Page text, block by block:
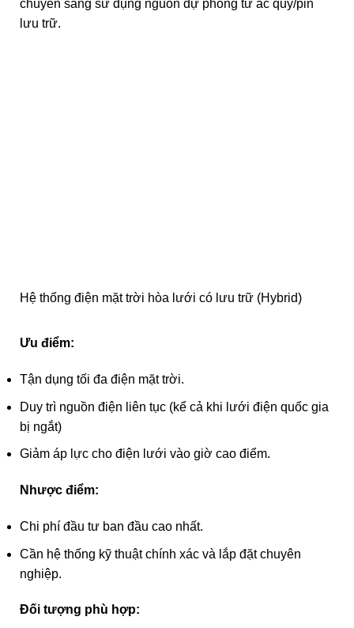
chuyển sang sử dụng nguồn dự phòng từ ắc quy/pin
lưu trữ.
Hệ thống điện mặt trời hòa lưới có lưu trữ (Hybrid)
Ưu điểm:
Tận dụng tối đa điện mặt trời.
Duy trì nguồn điện liên tục (kể cả khi lưới điện quốc gia
bị ngắt)
Giảm áp lực cho điện lưới vào giờ cao điểm.
Nhược điểm:
Chi phí đầu tư ban đầu cao nhất.
Cần hệ thống kỹ thuật chính xác và lắp đặt chuyên
nghiệp.
Đối tượng phù hợp: